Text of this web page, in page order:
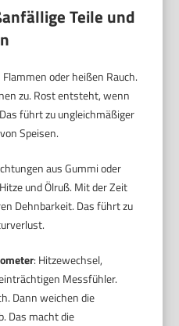
Teile und
oder heißen Rauch.
zu. Rost entsteht, wenn
führt zu ungleichmäßiger
Speisen.
aus Gummi oder
und Ölruß. Mit der Zeit
Dehnbarkeit. Das führt zu
: Hitzewechsel,
Messfühler.
Dann weichen die
Das macht die